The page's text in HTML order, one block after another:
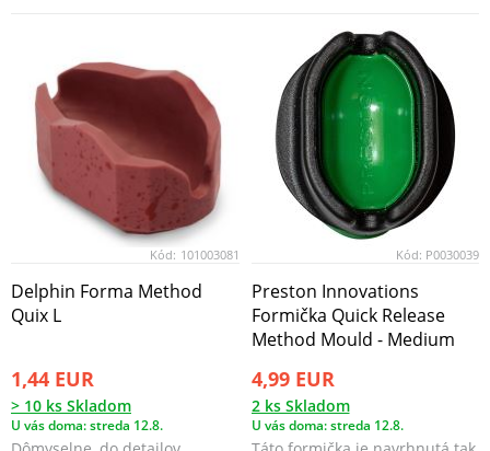
Kód: 101003081
Delphin Forma Method
Quix L
1,44 EUR
> 10 ks Skladom
U vás doma: streda 12.8.
Kód: P0030039
Preston Innovations
Formička Quick Release
Method Mould - Medium
4,99 EUR
2 ks Skladom
U vás doma: streda 12.8.